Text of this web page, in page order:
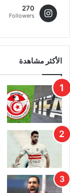
270
Followers
الأكثر مشاهدة